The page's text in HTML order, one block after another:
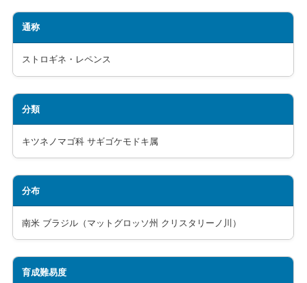
通称
ストロギネ・レペンス
分類
キツネノマゴ科 サギゴケモドキ属
分布
南米 ブラジル（マットグロッソ州 クリスタリーノ川）
育成難易度